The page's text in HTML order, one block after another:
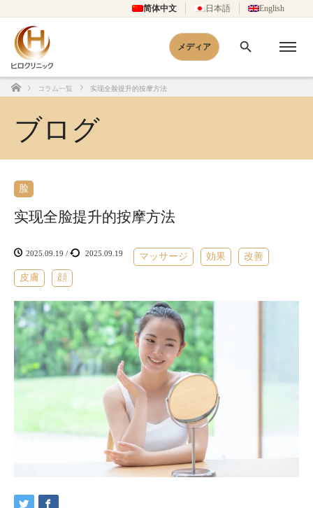
简体中文 日本語 English
メディア
Home
コラム一覧 实现全脸提升的按摩方法
ブログ
脸
实现全脸提升的按摩方法
2025.09.19 / 2025.09.19 マッサージ 効果 改善
皮膚 顔